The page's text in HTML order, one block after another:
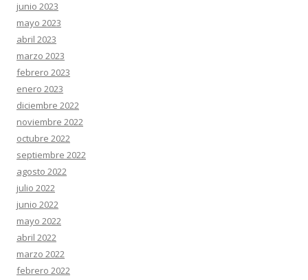
junio 2023
mayo 2023
abril 2023
marzo 2023
febrero 2023
enero 2023
diciembre 2022
noviembre 2022
octubre 2022
septiembre 2022
agosto 2022
julio 2022
junio 2022
mayo 2022
abril 2022
marzo 2022
febrero 2022